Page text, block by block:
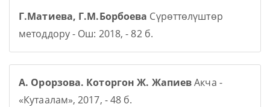
Г.Матиева, Г.М.Борбоева Сүрөттөлүштөр
методдору - Ош: 2018, - 82 б.
А. Орорзова. Которгон Ж. ЖапиевАкча -
«Кутаалам», 2017, - 48 б.